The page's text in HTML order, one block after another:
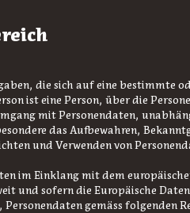
die sich auf eine bestimmte
ist eine Person, über die
mit Personendaten,
das Aufbewahren,
und Verwenden von
im Einklang mit dem
und sofern die Europäische
Personendaten gemäss folgenden